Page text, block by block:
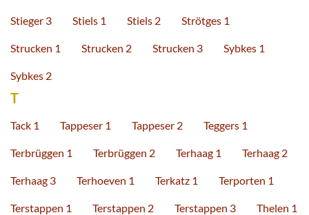
Stieger 3 Stiels 1 Stiels 2 Strötges 1
Strucken 1 Strucken 2 Strucken 3 Sybkes 1
Sybkes 2
T
Tack 1 Tappeser 1 Tappeser 2 Teggers 1
Terbrüggen 1 Terbrüggen 2 Terhaag 1 Terhaag 2
Terhaag 3 Terhoeven 1 Terkatz 1 Terporten 1
Terstappen 1 Terstappen 2 Terstappen 3 Thelen 1